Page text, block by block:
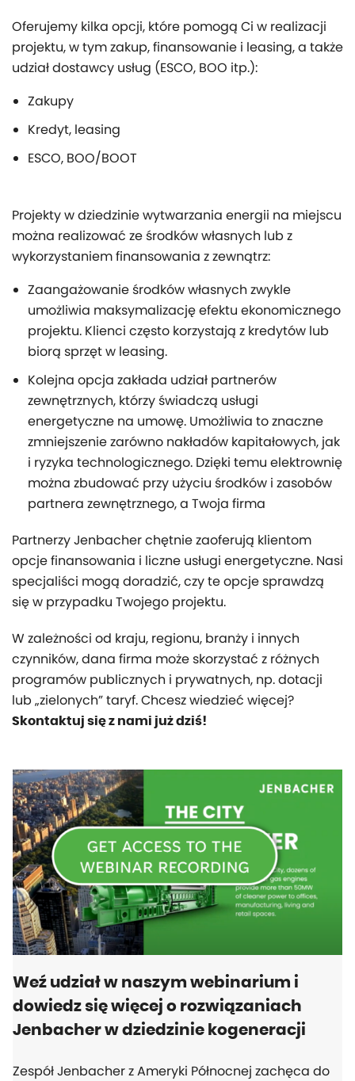
Oferujemy kilka opcji, które pomogą Ci w realizacji
projektu, w tym zakup, finansowanie i leasing, a także
udział dostawcy usług (ESCO, BOO itp.):
Zakupy
Kredyt, leasing
ESCO, BOO/BOOT
Projekty w dziedzinie wytwarzania energii na miejscu
można realizować ze środków własnych lub z
wykorzystaniem finansowania z zewnątrz:
Zaangażowanie środków własnych zwykle
umożliwia maksymalizację efektu ekonomicznego
projektu. Klienci często korzystają z kredytów lub
biorą sprzęt w leasing.
Kolejna opcja zakłada udział partnerów
zewnętrznych, którzy świadczą usługi
energetyczne na umowę. Umożliwia to znaczne
zmniejszenie zarówno nakładów kapitałowych, jak
i ryzyka technologicznego. Dzięki temu elektrownię
można zbudować przy użyciu środków i zasobów
partnera zewnętrznego, a Twoja firma
Partnerzy Jenbacher chętnie zaoferują klientom
opcje finansowania i liczne usługi energetyczne. Nasi
specjaliści mogą doradzić, czy te opcje sprawdzą
się w przypadku Twojego projektu.
W zależności od kraju, regionu, branży i innych
czynników, dana firma może skorzystać z różnych
programów publicznych i prywatnych, np. dotacji
lub „zielonych” taryf. Chcesz wiedzieć więcej?
Skontaktuj się z nami już dziś!
Weź udział w naszym webinarium i
dowiedz się więcej o rozwiązaniach
Jenbacher w dziedzinie kogeneracji
Zespół Jenbacher z Ameryki Północnej zachęca do